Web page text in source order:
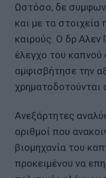
Ωστόσο, δε
και με τα στοιχεία
καιρούς. Ο δρ Αλεν
έλεγχο του
αμφισβήτησε την
χρηματοδοτούνται
Ανεξάρτητες
αριθμοί που
βιομηχανία του
προκειμένου να